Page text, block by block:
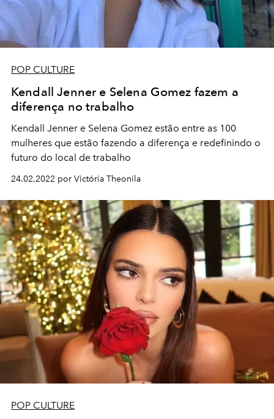
POP CULTURE
Kendall Jenner e Selena Gomez fazem a
diferença no trabalho
Kendall Jenner e Selena Gomez estão entre as 100
mulheres que estão fazendo a diferença e redefinindo o
futuro do local de trabalho
24.02.2022 por Victória Theonila
POP CULTURE